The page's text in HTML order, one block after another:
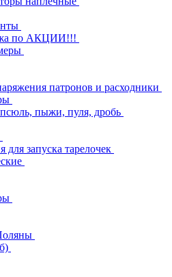
по АКЦИИ!!!
патронов и расходники
пыжи, пуля, дробь
для запуска тарелочек